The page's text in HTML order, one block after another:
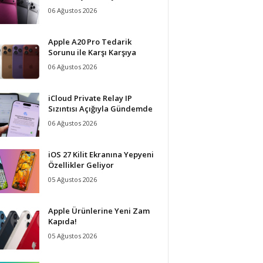
06 Ağustos 2026
Apple A20 Pro Tedarik
Sorunu ile Karşı Karşıya
06 Ağustos 2026
iCloud Private Relay IP
Sızıntısı Açığıyla Gündemde
06 Ağustos 2026
iOS 27 Kilit Ekranına Yepyeni
Özellikler Geliyor
05 Ağustos 2026
Apple Ürünlerine Yeni Zam
Kapıda!
05 Ağustos 2026